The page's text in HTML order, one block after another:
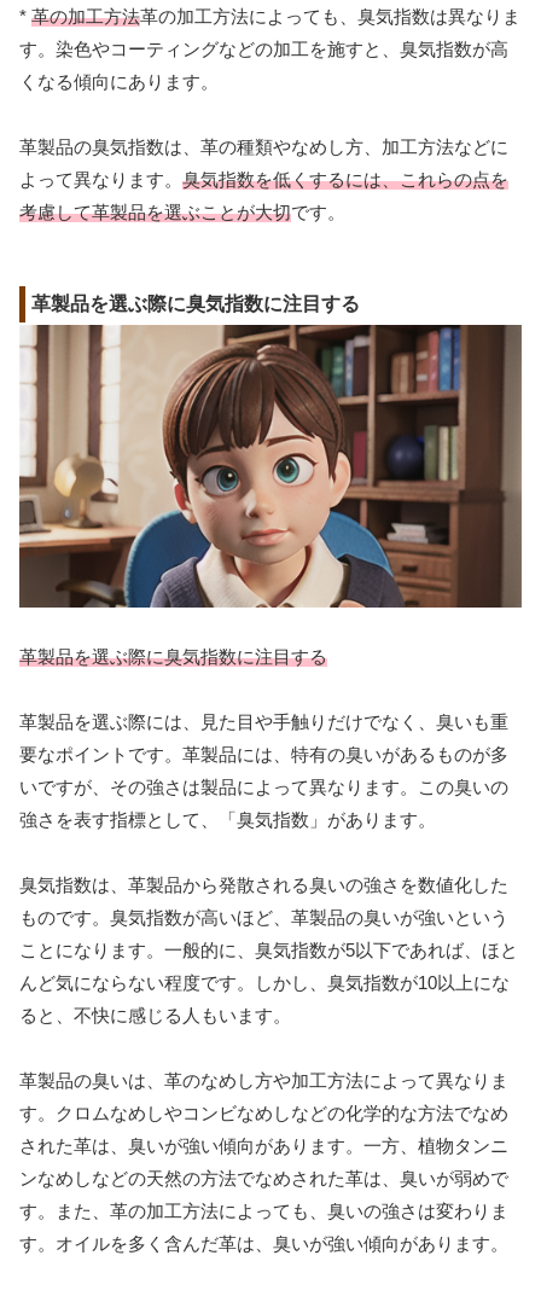
* 革の加工方法革の加工方法によっても、臭気指数は異なりま
す。染色やコーティングなどの加工を施すと、臭気指数が高
くなる傾向にあります。
革製品の臭気指数は、革の種類やなめし方、加工方法などに
よって異なります。 臭気指数を低くするには、これらの点を
考慮して革製品を選ぶことが大切です。
革製品を選ぶ際に臭気指数に注目する
革製品を選ぶ際に臭気指数に注目する
革製品を選ぶ際には、見た目や手触りだけでなく、臭いも重
要なポイントです。革製品には、特有の臭いがあるものが多
いですが、その強さは製品によって異なります。この臭いの
強さを表す指標として、「臭気指数」があります。
臭気指数は、革製品から発散される臭いの強さを数値化した
ものです。臭気指数が高いほど、革製品の臭いが強いという
ことになります。一般的に、臭気指数が5以下であれば、ほと
んど気にならない程度です。しかし、臭気指数が10以上にな
ると、不快に感じる人もいます。
革製品の臭いは、革のなめし方や加工方法によって異なりま
す。クロムなめしやコンビなめしなどの化学的な方法でなめ
された革は、臭いが強い傾向があります。一方、植物タンニ
ンなめしなどの天然の方法でなめされた革は、臭いが弱めで
す。また、革の加工方法によっても、臭いの強さは変わりま
す。オイルを多く含んだ革は、臭いが強い傾向があります。